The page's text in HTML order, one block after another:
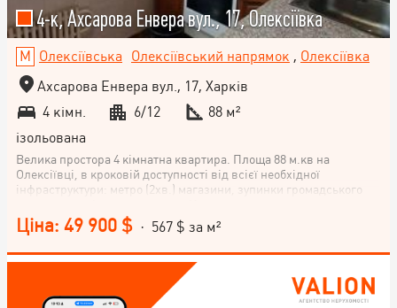
4-к, Ахсарова Енвера вул., 17, Олексіївка
Олексіївська Олексіївський напрямок , Олексіївка
Ахсарова Енвера вул., 17, Харків
4 кімн.
6/12
88 м²
ізольована
Велика простора 4 кімнатна квартира. Площа 88 м.кв на
Олексіївці, в кроковій доступності від всієї необхідної
інфраструктури: метро (2хв.) магазини, зупинки громадського
комфортному середньому 6 поверсі 12 поверхового будинку.
Відмінне планування, 4 окремі кімнати, 3 балкони, багато світла.
Ідеальний варіант для сім'ї, що цінує простір та комфорт.
Насолоджуйтесь життям в екологічному зеленому районі, при
цьому, не відмовляючи собі у зручностях міського життя.
Приїжджайте на перегляд та оцініть самі! Вул. Ахсарова,
Ціна: 49 900 $ · 567 $ за м²